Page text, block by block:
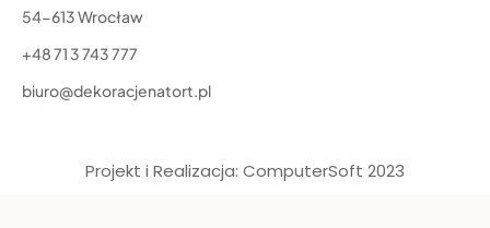
54-613 Wrocław
+48 71 3 743 777
biuro@dekoracjenatort.pl
Projekt i Realizacja: ComputerSoft 2023